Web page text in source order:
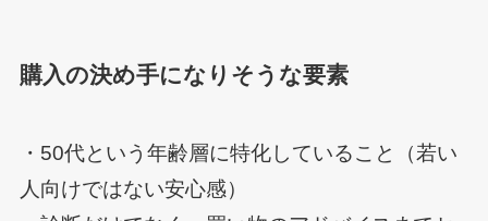
購入の決め手になりそうな要素
・50代という年齢層に特化していること（若い
人向けではない安心感）